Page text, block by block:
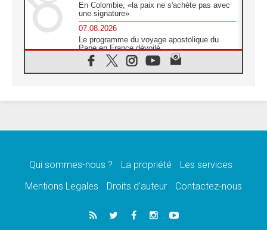
En Colombie, «la paix ne s'achète pas avec
une signature»
07.08.2026
Le programme du voyage apostolique du
Pape en France dévoilé
07.08.2026
1ère Conférence continentale sur l'éducation
07.08.2026
07.08.2026
lancement des «dix jours de prière pour la
06.08.2026
Préparatifs des JMJ 2027 à Séoul: «c'est
Qui sommes-nous ? La propriété
Les services
Mentions Legales
Droits d’auteur Contactez-nous